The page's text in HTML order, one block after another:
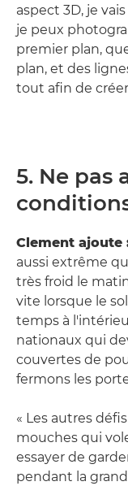
aspect 3D, je
je peux
premier plan,
plan, et des
tout afin de
5. Ne pas
Clement ajoute
aussi extrême
très froid le
vite lorsque le
temps à
nationaux qui
couvertes de
fermons les
« Les autres
mouches qui
essayer de
pendant la